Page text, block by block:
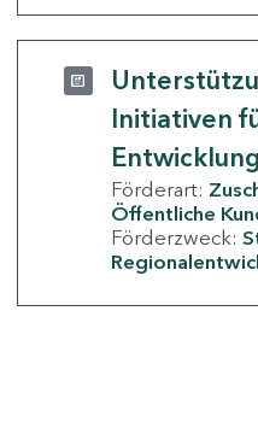
Initiativen
Entwicklung
Förderart:
Öffentliche
Förderzweck: